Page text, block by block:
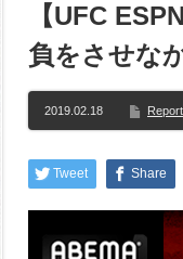
【UFC
負をさせな
2019.02.18 Report
Tweet Share